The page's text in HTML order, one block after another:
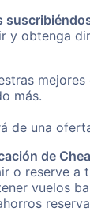
y obtenga
más.
de una
de
o reserve
vuelos